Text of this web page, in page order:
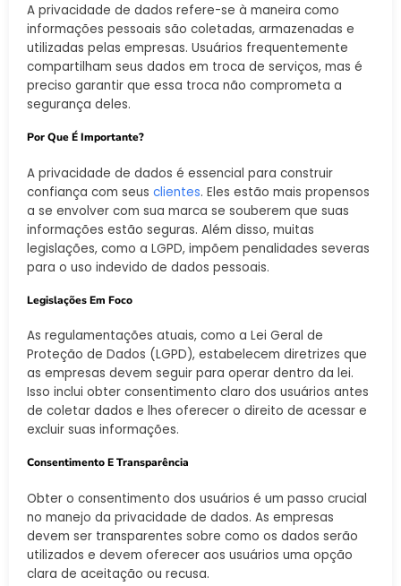
A privacidade de dados refere-se à maneira como
informações pessoais são coletadas, armazenadas e
utilizadas pelas empresas. Usuários frequentemente
compartilham seus dados em troca de serviços, mas é
preciso garantir que essa troca não comprometa a
segurança deles.
Por Que É Importante?
A privacidade de dados é essencial para construir
confiança com seus clientes. Eles estão mais propensos
a se envolver com sua marca se souberem que suas
informações estão seguras. Além disso, muitas
legislações, como a LGPD, impõem penalidades severas
para o uso indevido de dados pessoais.
Legislações Em Foco
As regulamentações atuais, como a Lei Geral de
Proteção de Dados (LGPD), estabelecem diretrizes que
as empresas devem seguir para operar dentro da lei.
Isso inclui obter consentimento claro dos usuários antes
de coletar dados e lhes oferecer o direito de acessar e
excluir suas informações.
Consentimento E Transparência
Obter o consentimento dos usuários é um passo crucial
no manejo da privacidade de dados. As empresas
devem ser transparentes sobre como os dados serão
utilizados e devem oferecer aos usuários uma opção
clara de aceitação ou recusa.